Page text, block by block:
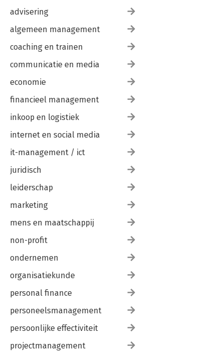
advisering
algemeen management
coaching en trainen
communicatie en media
economie
financieel management
inkoop en logistiek
internet en social media
it-management / ict
juridisch
leiderschap
marketing
mens en maatschappij
non-profit
ondernemen
organisatiekunde
personal finance
personeelsmanagement
persoonlijke effectiviteit
projectmanagement